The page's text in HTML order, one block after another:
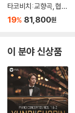
타코비치: 교향곡, 협주
곡 (Shostakovich: S
of Mtsensk District)
19% 81,800원
이 분야 신상품